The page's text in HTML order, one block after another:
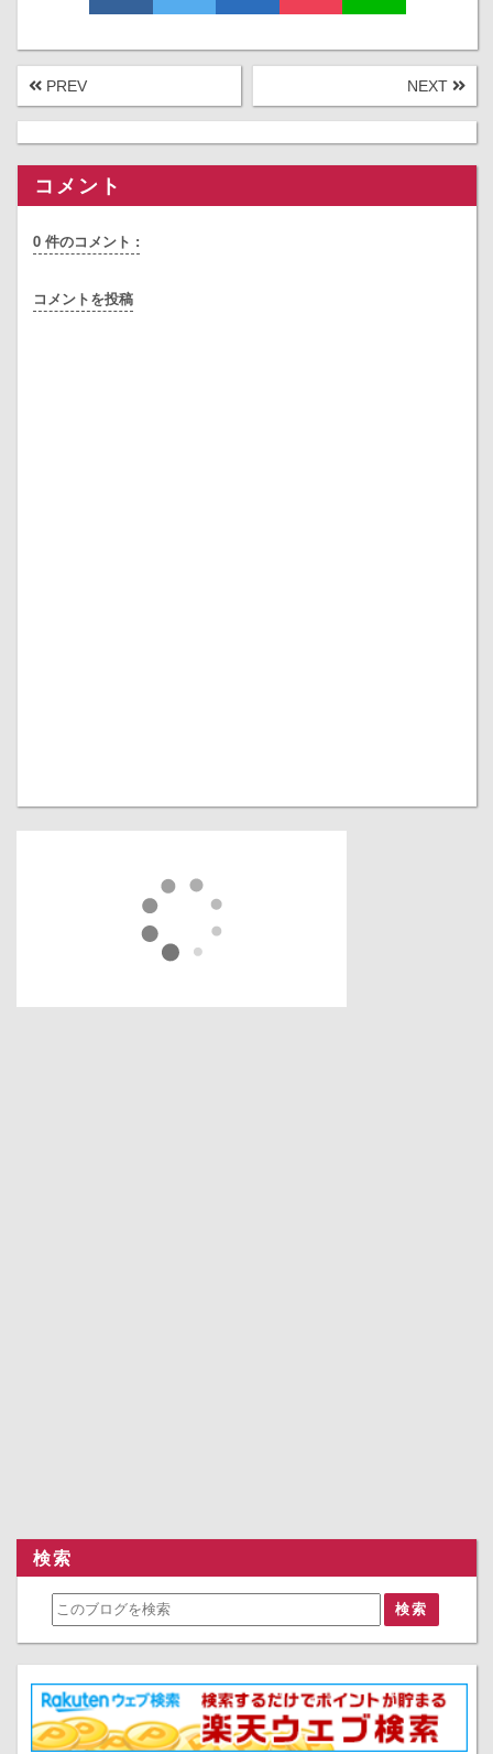
PREV NEXT
コメント
0 件のコメント :
コメントを投稿
検索